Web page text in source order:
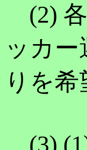
(2)
ッカ
りを
(3)